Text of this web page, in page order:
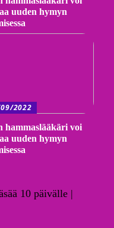
uuden hymyn
2022
hammaslääkäri voi
uuden hymyn
10 päivälle |